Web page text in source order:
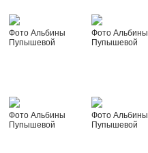
Фото Альбины
Пупышевой
Фото Альбины
Пупышевой
Фото Альбины
Пупышевой
Фото Альбины
Пупышевой